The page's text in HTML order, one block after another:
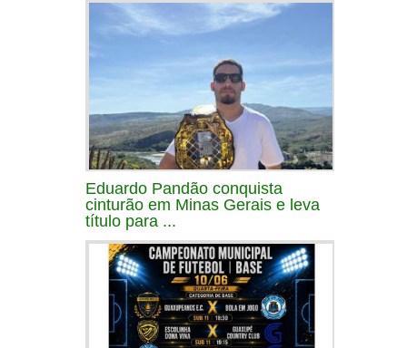
Eduardo Pandão conquista
cinturão em Minas Gerais e leva
título para ...